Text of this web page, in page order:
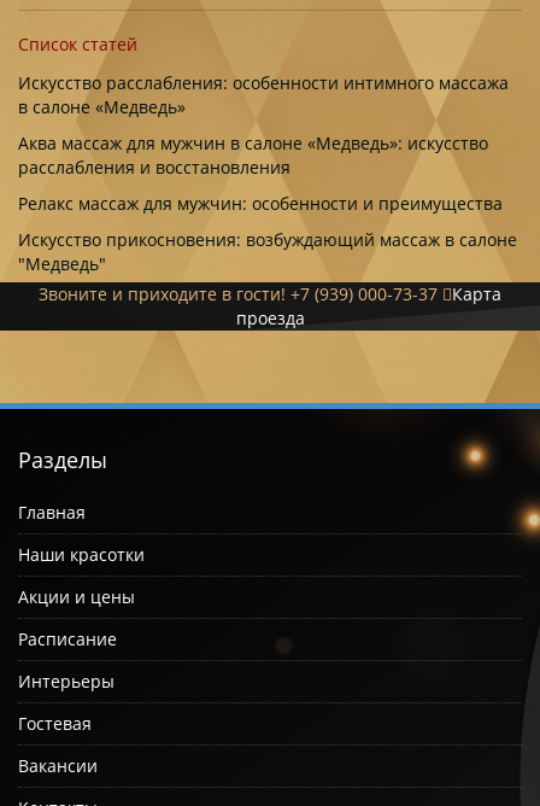
Список статей
Искусство расслабления: особенности интимного массажа
в салоне «Медведь»
Аква массаж для мужчин в салоне «Медведь»: искусство
расслабления и восстановления
Релакс массаж для мужчин: особенности и преимущества
Искусство прикосновения: возбуждающий массаж в салоне
"Медведь"
Звоните и приходите в гости! +7 (939) 000-73-37
Карта
проезда
Разделы
Главная
Наши красотки
Акции и цены
Расписание
Интерьеры
Гостевая
Вакансии